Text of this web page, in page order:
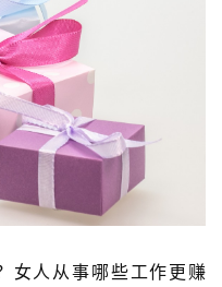
女人从事哪些工作更赚